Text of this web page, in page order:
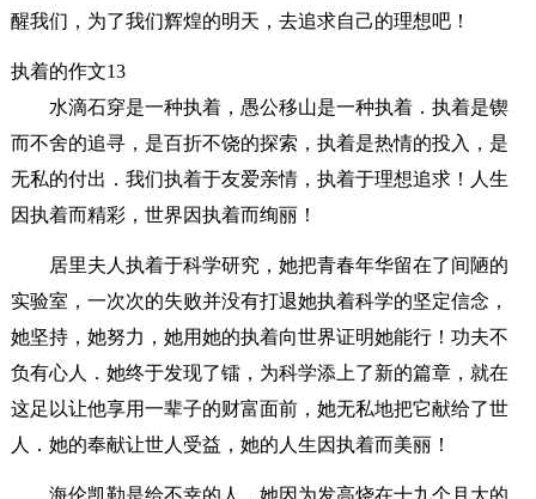
醒我们，为了我们辉煌的明天，去追求自己的理想吧！
执着的作文13
水滴石穿是一种执着，愚公移山是一种执着．执着是锲
而不舍的追寻，是百折不饶的探索，执着是热情的投入，是
无私的付出．我们执着于友爱亲情，执着于理想追求！人生
因执着而精彩，世界因执着而绚丽！
居里夫人执着于科学研究，她把青春年华留在了间陋的
实验室，一次次的失败并没有打退她执着科学的坚定信念，
她坚持，她努力，她用她的执着向世界证明她能行！功夫不
负有心人．她终于发现了镭，为科学添上了新的篇章，就在
这足以让他享用一辈子的财富面前，她无私地把它献给了世
人．她的奉献让世人受益，她的人生因执着而美丽！
海伦凯勒是给不幸的人，她因为发高烧在十九个月大的